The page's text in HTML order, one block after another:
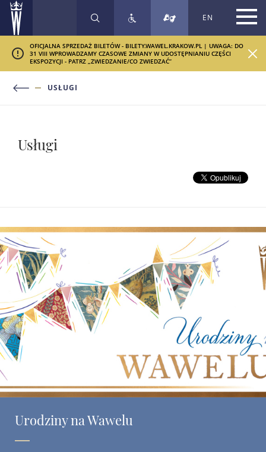
SZUKAJ EN
OFICJALNA SPRZEDAŻ BILETÓW - BILETY.WAWEL.KRAKOW.PL | UWAGA: DO
31 VIII WPROWADZAMY CZASOWE ZMIANY W UDOSTĘPNIANIU CZĘŚCI
EKSPOZYCJI - PATRZ „ZWIEDZANIE/CO ZWIEDZAĆ”
USŁUGI
Usługi
Urodziny na Wawelu